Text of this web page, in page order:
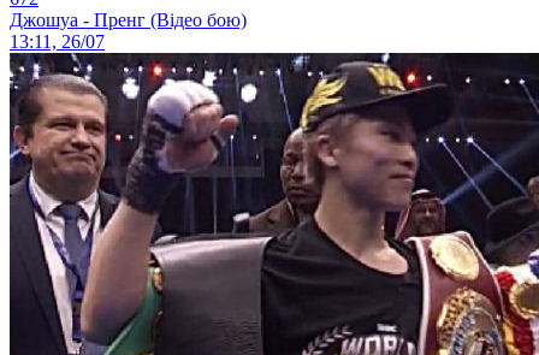
Джошуа - Пренг (Відео бою)
13:11, 26/07